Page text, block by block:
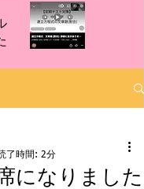
になりました
了時間: 2分